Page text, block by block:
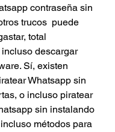
contraseña sin
trucos  puede
total
descargar
Sí, existen
Whatsapp sin
o incluso piratear
sin instalando
métodos para